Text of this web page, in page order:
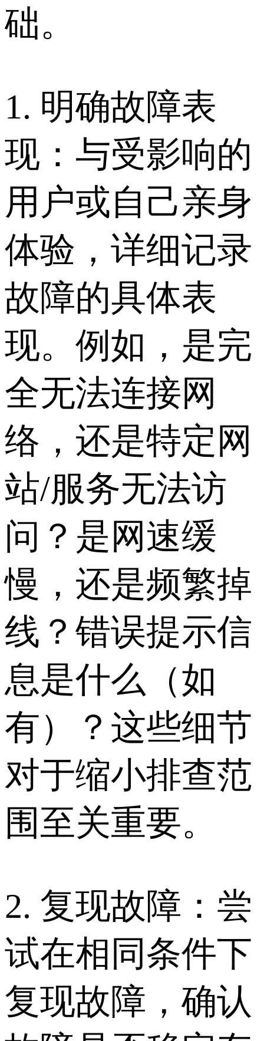
础。
1. 明确故障表
现：与受影响的
用户或自己亲身
体验，详细记录
故障的具体表
现。例如，是完
全无法连接网
络，还是特定网
站/服务无法访
问？是网速缓
慢，还是频繁掉
线？错误提示信
息是什么（如
有）？这些细节
对于缩小排查范
围至关重要。
2. 复现故障：尝
试在相同条件下
复现故障，确认